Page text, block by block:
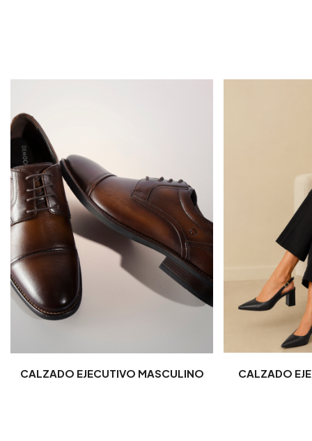
CALZADO EJECUTIVO MASCULINO CALZADO